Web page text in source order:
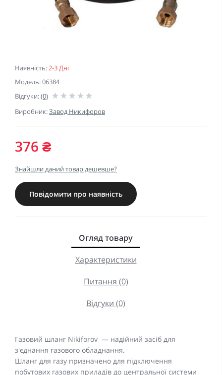
Наявність:2-3 Дні
Модель: 06384
Відгуки:(0)
Виробник:Завод Никифоров
376 ₴
Знайшли даний товар дешевше?
Повідомити про наявність
Огляд товару
Характеристики
Питання (0)
Відгуки (0)
Газовий шланг Nikiforov — надійний засіб для
з'єднання газового обладнання.
Шланг для газу призначено для підключення
побутових газових приладів до центральної системи